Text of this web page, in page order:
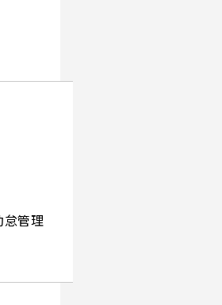
怠管理